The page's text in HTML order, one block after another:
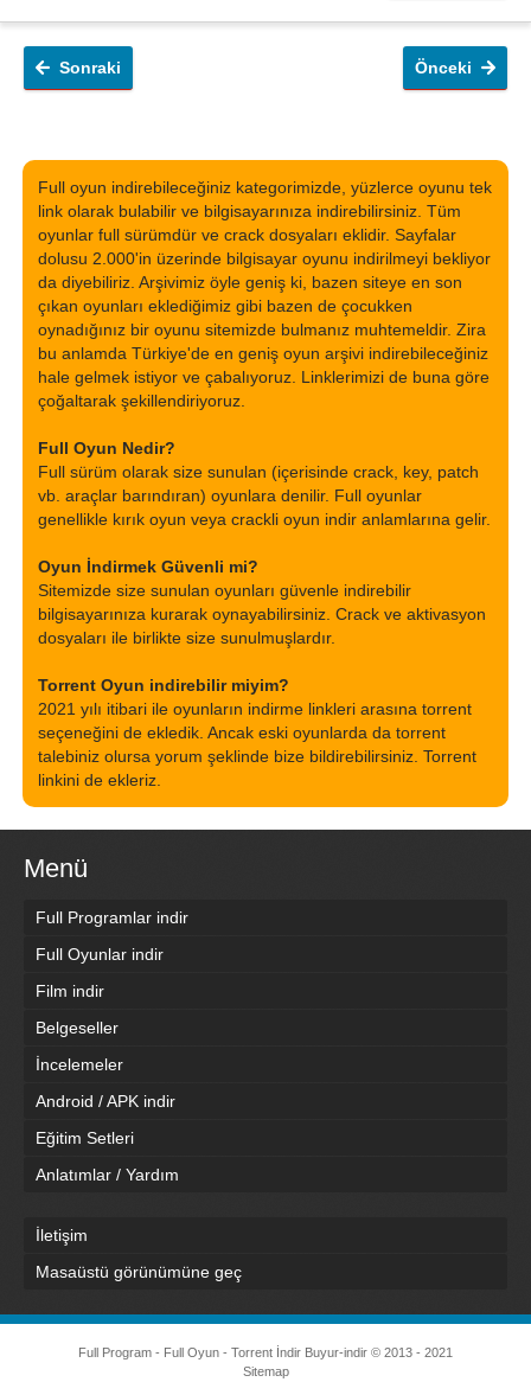
Önceki
Sonraki
Full oyun indirebileceğiniz kategorimizde, yüzlerce oyunu tek
link olarak bulabilir ve bilgisayarınıza indirebilirsiniz. Tüm
oyunlar full sürümdür ve crack dosyaları eklidir. Sayfalar
dolusu 2.000'in üzerinde bilgisayar oyunu indirilmeyi bekliyor
da diyebiliriz. Arşivimiz öyle geniş ki, bazen siteye en son
çıkan oyunları eklediğimiz gibi bazen de çocukken
oynadığınız bir oyunu sitemizde bulmanız muhtemeldir. Zira
bu anlamda Türkiye'de en geniş oyun arşivi indirebileceğiniz
hale gelmek istiyor ve çabalıyoruz. Linklerimizi de buna göre
çoğaltarak şekillendiriyoruz.
Full Oyun Nedir?
Full sürüm olarak size sunulan (içerisinde crack, key, patch
vb. araçlar barındıran) oyunlara denilir. Full oyunlar
genellikle kırık oyun veya crackli oyun indir anlamlarına gelir.
Oyun İndirmek Güvenli mi?
Sitemizde size sunulan oyunları güvenle indirebilir
bilgisayarınıza kurarak oynayabilirsiniz. Crack ve aktivasyon
dosyaları ile birlikte size sunulmuşlardır.
Torrent Oyun indirebilir miyim?
2021 yılı itibari ile oyunların indirme linkleri arasına torrent
seçeneğini de ekledik. Ancak eski oyunlarda da torrent
talebiniz olursa yorum şeklinde bize bildirebilirsiniz. Torrent
linkini de ekleriz.
Menü
Full Programlar indir
Full Oyunlar indir
Film indir
Belgeseller
İncelemeler
Android / APK indir
Eğitim Setleri
Anlatımlar / Yardım
İletişim
Masaüstü görünümüne geç
Full Program - Full Oyun - Torrent İndir Buyur-indir © 2013 - 2021
Sitemap